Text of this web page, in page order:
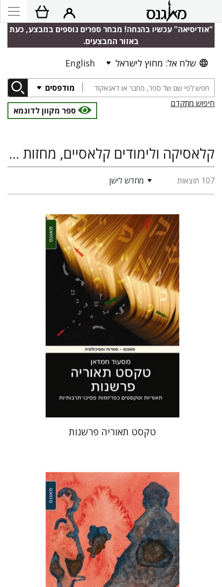
"אודיסיאה" עכשיו בהנחה! מבחר ספרים נוספים במבצע, כעת
באזור המבצעים.
שלח אל: מחוץ לישראל English
מודפסים
חיפוש מתקדם
ספר מקוון לדוגמא
קלאסיקה ולימודים קלאסיים, מחזות מן העולם הקלאסי, תאטרון
107 תוצאות מחדש לישן
מסעוד חמדאן
הנחת אתר ספר מודפס
$28
$25
טקסט תאוריה פרשנות
עמרי יבין